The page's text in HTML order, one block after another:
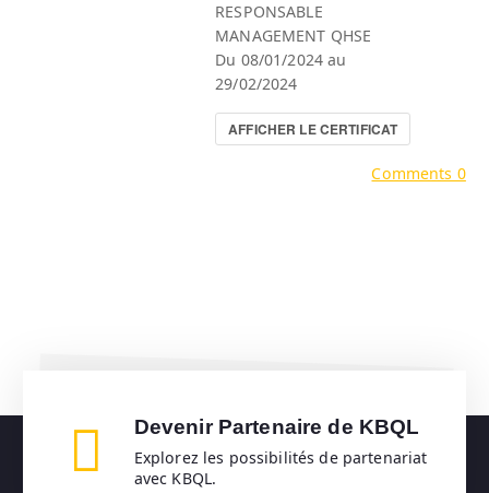
RESPONSABLE
MANAGEMENT QHSE
Du 08/01/2024 au
29/02/2024
AFFICHER LE CERTIFICAT
Comments 0
Devenir Partenaire de KBQL
Explorez les possibilités de partenariat
avec KBQL.